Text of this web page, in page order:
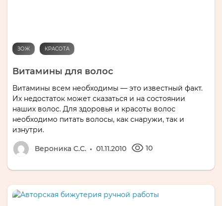
ЗОЖ КРАСОТА
Витамины для волос
Витамины всем необходимы — это известный факт.
Их недостаток может сказаться и на состоянии
наших волос. Для здоровья и красоты волос
необходимо питать волосы, как снаружи, так и
изнутри.
Вероника С.С. 01.11.2010 10